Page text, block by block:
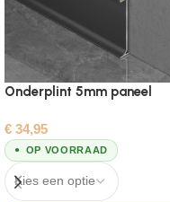
Onderplint 5mm paneel
€ 34,95
OP VOORRAAD